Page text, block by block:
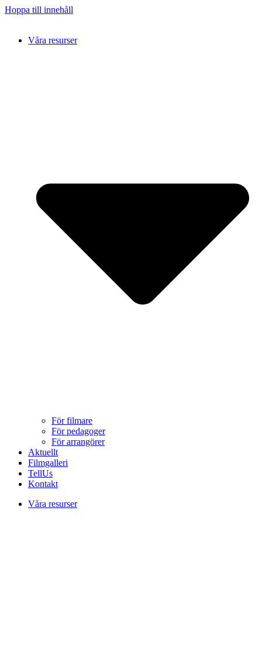
Hoppa till innehåll
Våra resurser
För filmare
För pedagoger
För arrangörer
Aktuellt
Filmgalleri
TellUs
Kontakt
Våra resurser